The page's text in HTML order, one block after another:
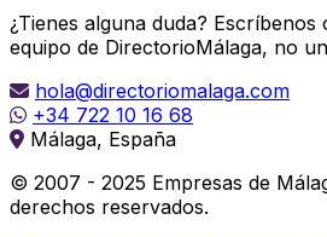
¿Tienes alguna duda? Escríbenos
equipo de DirectorioMálaga, no
hola@directoriomalaga.com
+34 722 10 16 68
Málaga, España
© 2007 - 2025 Empresas de
derechos reservados.